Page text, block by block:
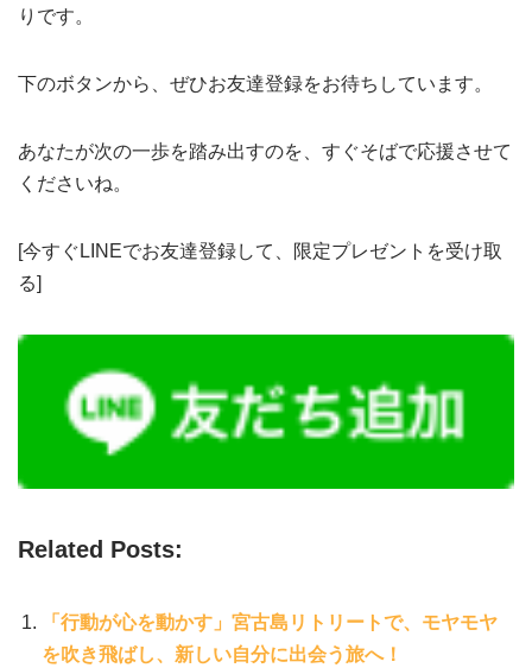
りです。
下のボタンから、ぜひお友達登録をお待ちしています。
あなたが次の一歩を踏み出すのを、すぐそばで応援させて
くださいね。
[今すぐLINEでお友達登録して、限定プレゼントを受け取
る]
Related Posts:
「行動が心を動かす」宮古島リトリートで、モヤモヤ
を吹き飛ばし、新しい自分に出会う旅へ！